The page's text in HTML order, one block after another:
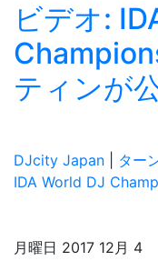
ビデオ:
ティンが
DJcity Japan ター
IDA World DJ
月曜日 2017 12月 4